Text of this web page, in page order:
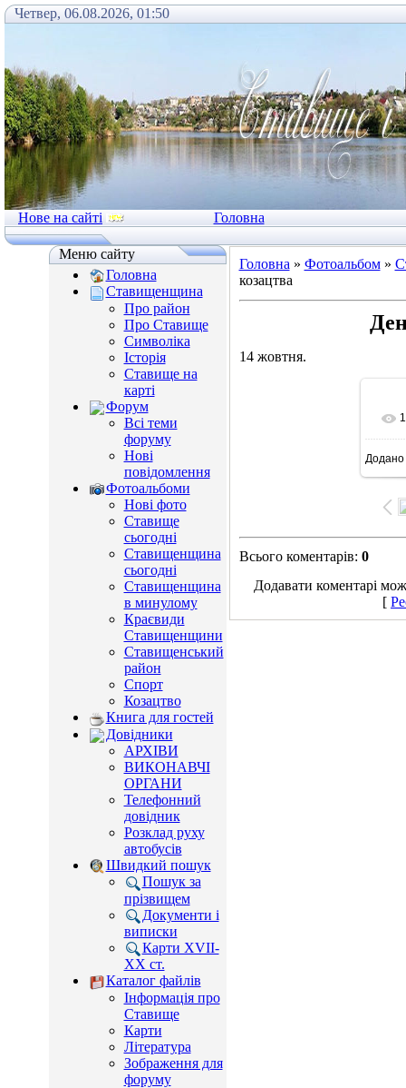
Четвер, 06.08.2026, 01:50
Нове на сайті Головна
Меню сайту
Головна
Ставищенщина
Про район
Про Ставище
Символіка
Історія
Ставище на
карті
Форум
Всі теми
форуму
Нові
повідомлення
Фотоальбоми
Нові фото
Ставище
сьогодні
Ставищенщина
сьогодні
Ставищенщина
в минулому
Краєвиди
Ставищенщини
Ставищенський
район
Спорт
Козацтво
Книга для гостей
Довідники
АРХІВИ
ВИКОНАВЧІ
ОРГАНИ
Телефонний
довідник
Розклад руху
автобусів
Швидкий пошук
Пошук за
прізвищем
Документи і
виписки
Карти XVII-
XX ст.
Каталог файлів
Інформація про
Ставище
Карти
Література
Зображення для
форуму
Головна » Фотоальбом»
козацтва
14 жовтня.
Додано
Всього коментарів: 0
Додавати коментарі
[